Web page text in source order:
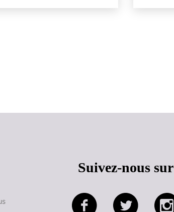
Suivez-nous sur